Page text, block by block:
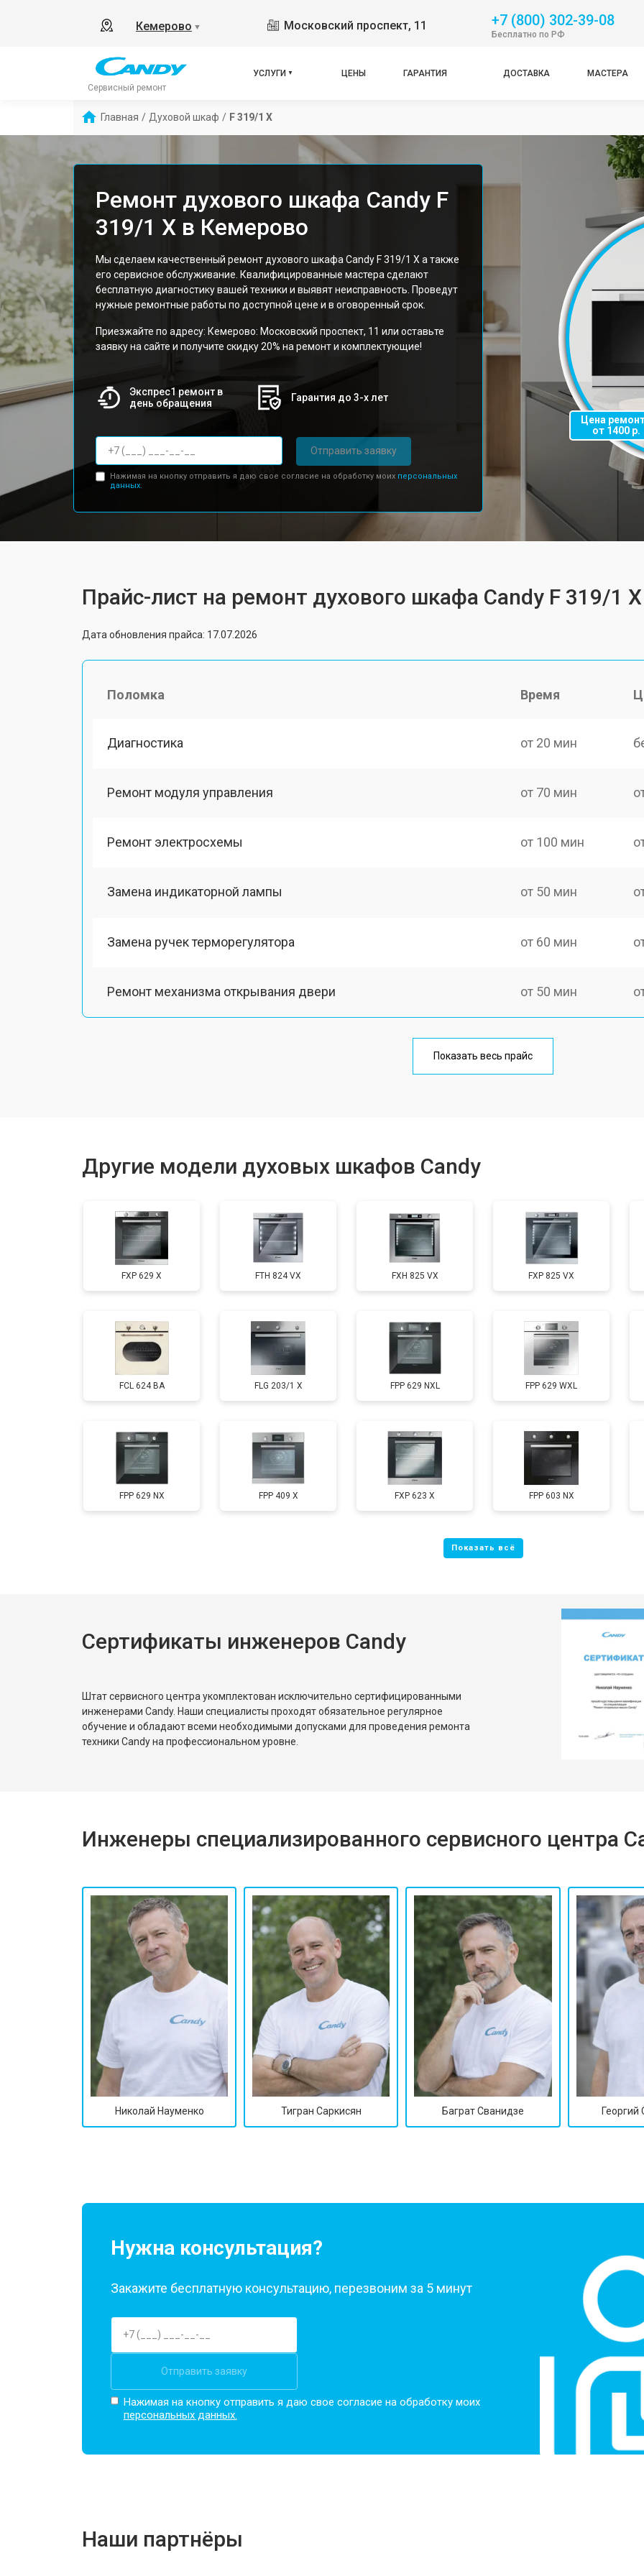
Кемерово ▼ Московский проспект, 11 +7 (800) 302-39-08
Бесплатно по РФ
Сервисный ремонт
УСЛУГИ ЦЕНЫ ГАРАНТИЯ ДОСТАВКА МАСТЕРА
Главная / Духовой шкаф / F 319/1 X
Ремонт духового шкафа Candy F
319/1 X в Кемерово
Мы сделаем качественный ремонт духового шкафа Candy F 319/1 X а также
его сервисное обслуживание. Квалифицированные мастера сделают
бесплатную диагностику вашей техники и выявят неисправность. Проведут
нужные ремонтные работы по доступной цене и в оговоренный срок.
Приезжайте по адресу: Кемерово: Московский проспект, 11 или оставьте
заявку на сайте и получите скидку 20% на ремонт и комплектующие!
Экспрес1 ремонт в
день обращения
Гарантия до 3-х лет
Отправить заявку
Нажимая на кнопку отправить я даю свое согласие на обработку моих персональных
данных.
Цена
от 1400 р.
Прайс-лист на ремонт духового шкафа Candy F 319/1 X
Дата обновления прайса: 17.07.2026
Поломка Время
Диагностика от 20 мин
Ремонт модуля управления от 70 мин
Ремонт электросхемы от 100 мин
Замена индикаторной лампы от 50 мин
Замена ручек терморегулятора от 60 мин
Ремонт механизма открывания двери от 50 мин
от 90 мин
Замена панели управления от 120 мин
Показать весь прайс
Другие модели духовых шкафов Candy
FXP 629 X FTH 824 VX FXH 825 VX FXP 825 VX
FCL 624 BA FLG 203/1 X FPP 629 NXL FPP 629 WXL
FPP 629 NX FPP 409 X FXP 623 X FPP 603 NX
Сертификаты инженеров Candy
Штат сервисного центра укомплектован исключительно сертифицированными
инженерами Candy. Наши специалисты проходят обязательное регулярное
обучение и обладают всеми необходимыми допусками для проведения ремонта
техники Candy на профессиональном уровне.
Инженеры специализированного сервисного центра
Николай Науменко Тигран Саркисян Баграт Сванидзе Георгий
Нужна консультация?
Закажите бесплатную консультацию, перезвоним за 5 минут
Отправить заявку
Нажимая на кнопку отправить я даю свое согласие на обработку моих
персональных данных.
Наши партнёры